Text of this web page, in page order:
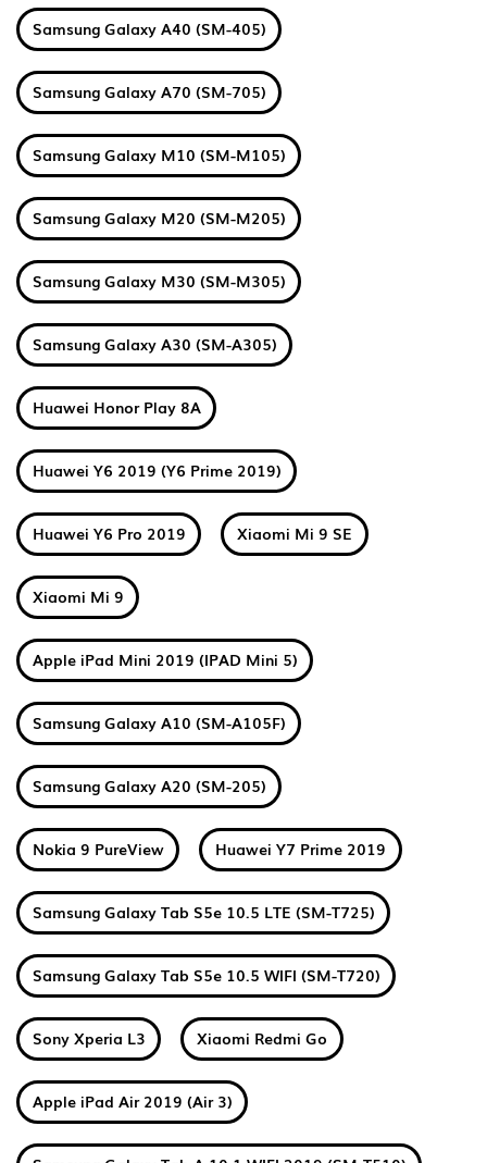
Samsung Galaxy A40 (SM-405)
Samsung Galaxy A70 (SM-705)
Samsung Galaxy M10 (SM-M105)
Samsung Galaxy M20 (SM-M205)
Samsung Galaxy M30 (SM-M305)
Samsung Galaxy A30 (SM-A305)
Huawei Honor Play 8A
Huawei Y6 2019 (Y6 Prime 2019)
Huawei Y6 Pro 2019 Xiaomi Mi 9 SE
Xiaomi Mi 9
Apple iPad Mini 2019 (IPAD Mini 5)
Samsung Galaxy A10 (SM-A105F)
Samsung Galaxy A20 (SM-205)
Nokia 9 PureView Huawei Y7 Prime 2019
Samsung Galaxy Tab S5e 10.5 LTE (SM-T725)
Samsung Galaxy Tab S5e 10.5 WIFI (SM-T720)
Sony Xperia L3 Xiaomi Redmi Go
Apple iPad Air 2019 (Air 3)